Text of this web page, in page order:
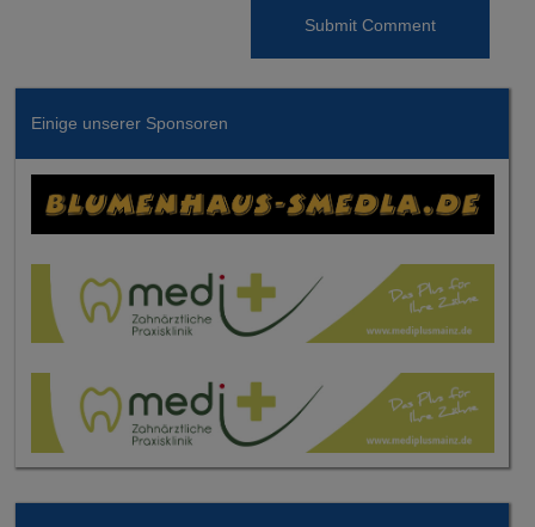
Einige unserer Sponsoren